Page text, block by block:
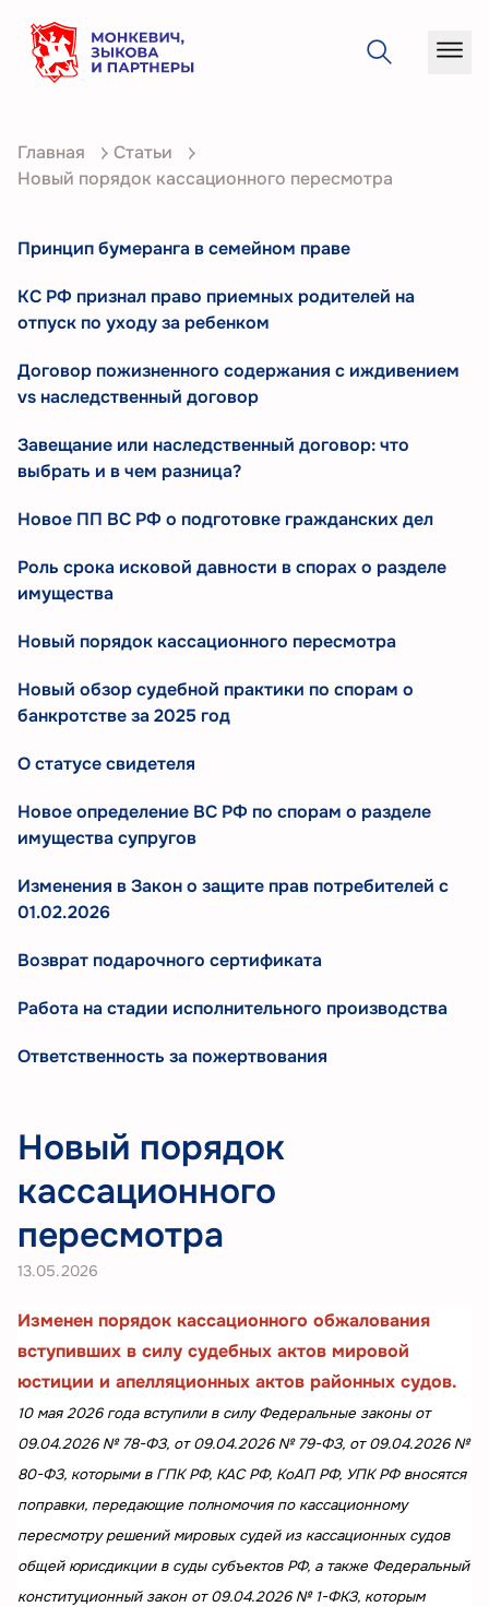
компании
Кейсы
Статьи
Контакты
Главная
Статьи
Новый порядок кассационного пересмотра
Принцип бумеранга в семейном праве
КС РФ признал право приемных родителей на
отпуск по уходу за ребенком
Договор пожизненного содержания с иждивением
vs наследственный договор
Завещание или наследственный договор: что
выбрать и в чем разница?
Новое ПП ВС РФ о подготовке гражданских дел
Роль срока исковой давности в спорах о разделе
имущества
Новый порядок кассационного пересмотра
Новый обзор судебной практики по спорам о
банкротстве за 2025 год
О статусе свидетеля
Новое определение ВС РФ по спорам о разделе
имущества супругов
Изменения в Закон о защите прав потребителей с
01.02.2026
Возврат подарочного сертификата
Работа на стадии исполнительного производства
Ответственность за пожертвования
Новый порядок
кассационного
пересмотра
13.05.2026
Изменен порядок кассационного обжалования
вступивших в силу судебных актов мировой
юстиции и апелляционных актов районных судов.
10 мая 2026 года вступили в силу Федеральные законы от
09.04.2026 № 78-ФЗ, от 09.04.2026 № 79-ФЗ, от 09.04.2026 №
80-ФЗ, которыми в ГПК РФ, КАС РФ, КоАП РФ, УПК РФ вносятся
поправки, передающие полномочия по кассационному
пересмотру решений мировых судей из кассационных судов
общей юрисдикции в суды субъектов РФ, а также Федеральный
конституционный закон от 09.04.2026 № 1-ФКЗ, которым